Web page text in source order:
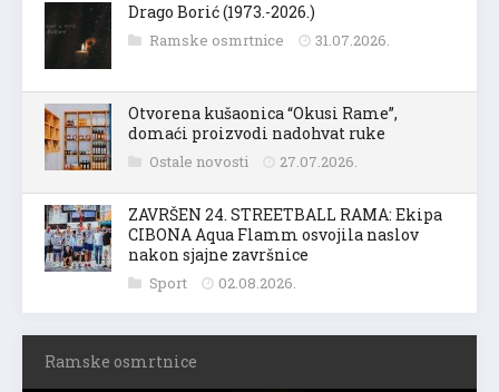
Drago Borić (1973.-2026.)
Ramske osmrtnice 31.07.2026.
Otvorena kušaonica “Okusi Rame”,
domaći proizvodi nadohvat ruke
Ostale novosti 27.07.2026.
ZAVRŠEN 24. STREETBALL RAMA: Ekipa
CIBONA Aqua Flamm osvojila naslov
nakon sjajne završnice
Sport 02.08.2026.
Ramske osmrtnice